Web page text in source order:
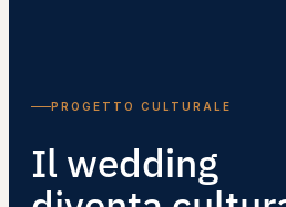
PROGETTO CULTURALE
Il wedding